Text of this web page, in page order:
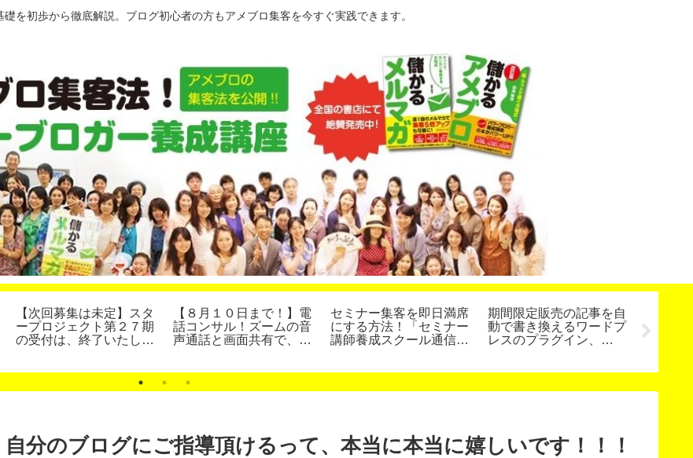
礎を初歩から徹底解説。ブログ初心者の方もアメブロ集客を今すぐ実践できます。
【次回募集は未定】スタ
ープロジェクト第２７期
の受付は、終了いたしま
【８月１０日まで！】電
話コンサル！ズームの音
声通話と画面共有で、集
セミナー集客を即日満席
にする方法！「セミナー
講師養成スクール通信
期間限定販売の記事を自
動で書き換えるワードプ
レスのプラグイン、
タイト
グ記事
自分のブログにご指導頂けるって、本当に本当に嬉しいです！！！